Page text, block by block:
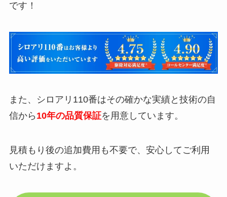
です！
また、シロアリ110番はその確かな実績と技術の自
信から 10年の品質保証を用意しています。
見積もり後の追加費用も不要で、安心してご利用
いただけますよ。